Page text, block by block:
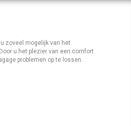
zoveel mogelijk van het
u het plezier van een comfort
problemen op te lossen.